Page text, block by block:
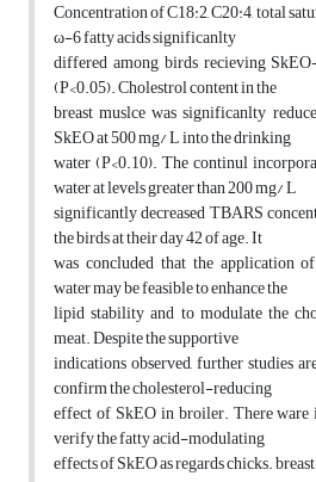
Concentration of C18:2, C20:4, total
ω-6 fatty acids significanlty
differed among birds recieving
(P<0.05). Cholestrol content in the
breast muslce was significanlty
SkEO at 500 mg/ L into the drinking
water (P<0.10). The continul
water at levels greater than 200 mg/ L
significantly decreased TBARS
the birds at their day 42 of age. It
was concluded that the application
water may be feasible to enhance the
lipid stability and to modulate the
meat. Despite the supportive
indications observed, further studies
confirm the cholesterol-reducing
effect of SkEO in broiler. There ware
verify the fatty acid-modulating
effects of SkEO as regards chicks.